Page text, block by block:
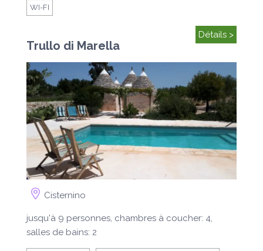
WI-FI
Détails >
Trullo di Marella
Cisternino
jusqu'à 9 personnes, chambres à coucher: 4,
salles de bains: 2